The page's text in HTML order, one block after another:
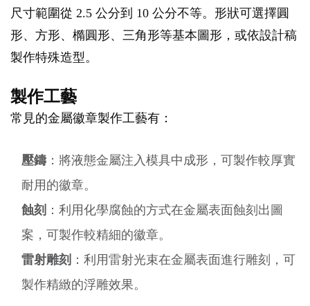
尺寸範圍從 2.5 公分到 10 公分不等。形狀可選擇圓
形、方形、橢圓形、三角形等基本圖形，或依設計稿
製作特殊造型。
製作工藝
常見的金屬徽章製作工藝有：
壓鑄 ：將液態金屬注入模具中成形，可製作較厚實
耐用的徽章。
蝕刻 ：利用化學腐蝕的方式在金屬表面蝕刻出圖
案，可製作較精細的徽章。
雷射雕刻 ：利用雷射光束在金屬表面進行雕刻，可
製作精緻的浮雕效果。